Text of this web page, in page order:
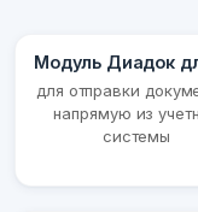
Модуль Диадок
для отправки
напрямую из
системы